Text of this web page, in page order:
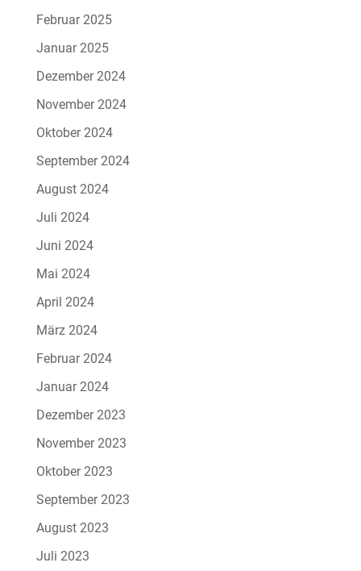
Februar 2025
Januar 2025
Dezember 2024
November 2024
Oktober 2024
September 2024
August 2024
Juli 2024
Juni 2024
Mai 2024
April 2024
März 2024
Februar 2024
Januar 2024
Dezember 2023
November 2023
Oktober 2023
September 2023
August 2023
Juli 2023